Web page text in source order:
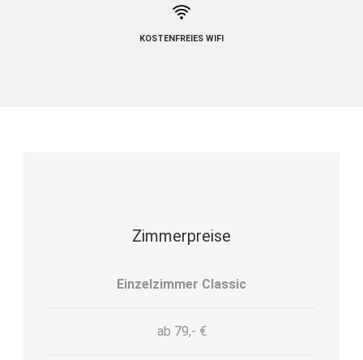
KOSTENFREIES WIFI
Zimmerpreise
Einzelzimmer Classic
ab 79,- €